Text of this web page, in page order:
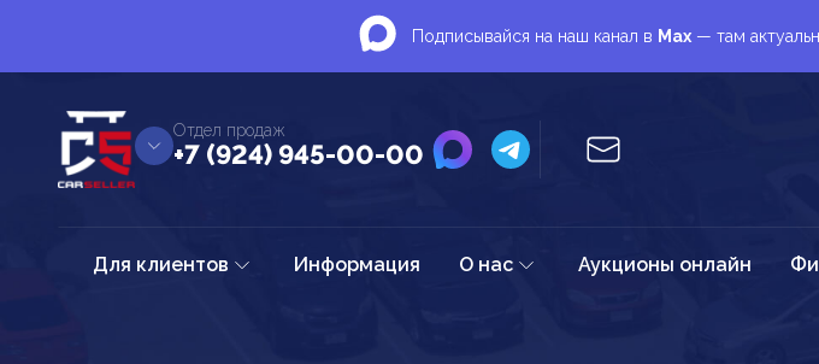
Подписывайся на наш канал в Max — там
Отдел продаж
+7 (924) 945-00-00
Для клиентов Информация О нас Аукционы онлайн